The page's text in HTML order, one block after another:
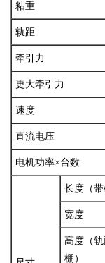
粘重
轨距
牵引力
更大牵引力
速度
直流电压
电机功率×台数
长度（带
宽度
高度（
棚）